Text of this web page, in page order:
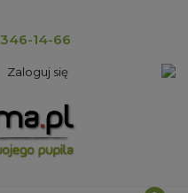
14-66
Zaloguj się